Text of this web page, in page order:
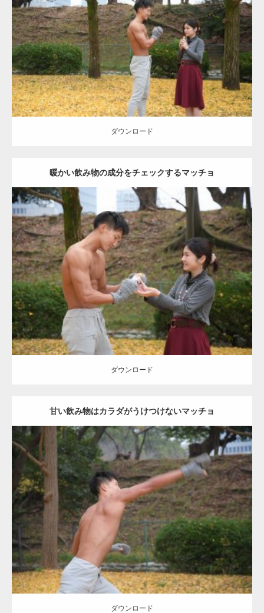
Category:公園のマッチョ その他 AKIHITO(細マッチョ) 上腕三頭筋
肩
ダウンロード
ダウンロード
暖かい飲み物の成分をチェックするマッチョ
Update:2021.07.8
Category:公園のマッチョ その他 AKIHITO(細マッチョ) 上腕三頭筋
肩
ダウンロード
ダウンロード
甘い飲み物はカラダがうけつけないマッチョ
Update:2021.07.8
Category: 公園のマッチョ その他 AKIHITO(細マッチョ) 背中
ダウンロード
ダウンロード